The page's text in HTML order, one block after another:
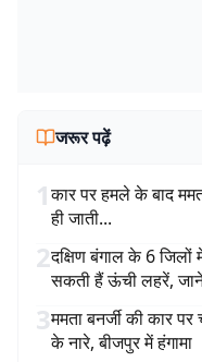
जरूर पढ़ें
1कार पर हमले के बाद
ही जाती...
2दक्षिण बंगाल के 6
सकती हैं ऊंची लहरें,
3ममता बनर्जी की कार
के नारे, बीजपुर में हंगामा